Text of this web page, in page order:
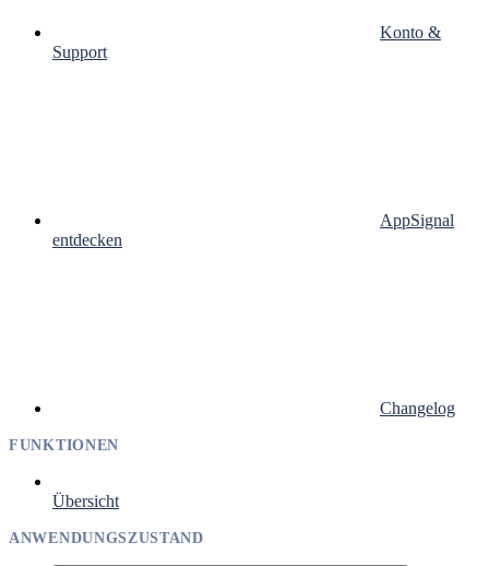
Konto &
Support
AppSignal
entdecken
Changelog
FUNKTIONEN
Übersicht
ANWENDUNGSZUSTAND